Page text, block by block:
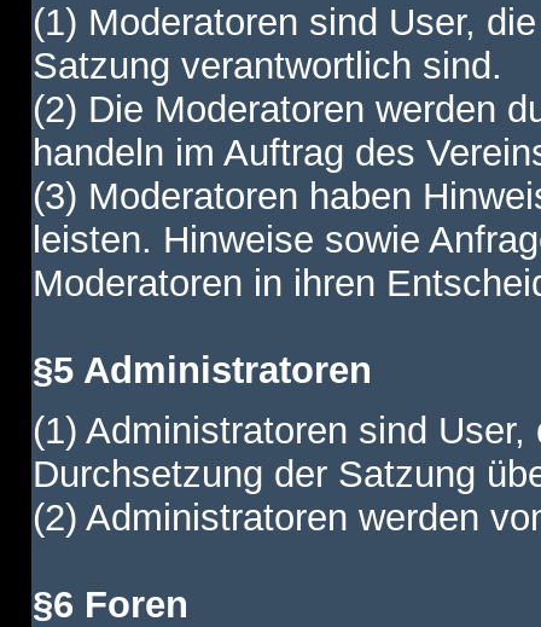
(1) Moderatoren sind User,
Satzung verantwortlich sind.
(2) Die Moderatoren werden
handeln im Auftrag des
(3) Moderatoren haben
leisten. Hinweise sowie
Moderatoren in ihren
§5 Administratoren
(1) Administratoren sind
Durchsetzung der Satzung
(2) Administratoren werden
§6 Foren